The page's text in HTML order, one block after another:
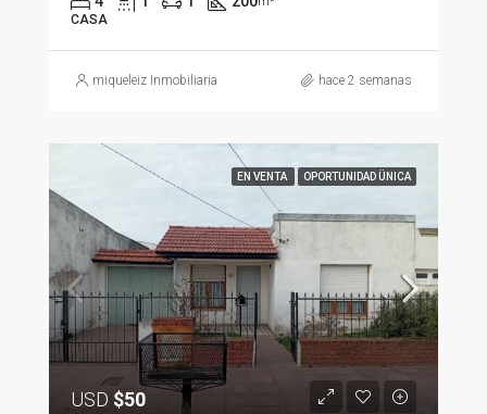
CASA
miqueleiz Inmobiliaria hace 2 semanas
EN VENTA OPORTUNIDAD ÜNICA
USD $50